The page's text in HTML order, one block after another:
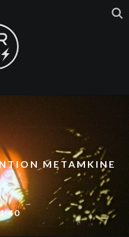
METAMKINE